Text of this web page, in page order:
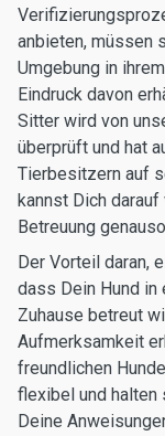
anbieten, müssen
Umgebung in
Eindruck davon
Sitter wird von
überprüft und hat
Tierbesitzern auf
kannst Dich
Betreuung
Der Vorteil daran,
dass Dein Hund in
Zuhause betreut
Aufmerksamkeit
freundlichen
flexibel und halten
Deine